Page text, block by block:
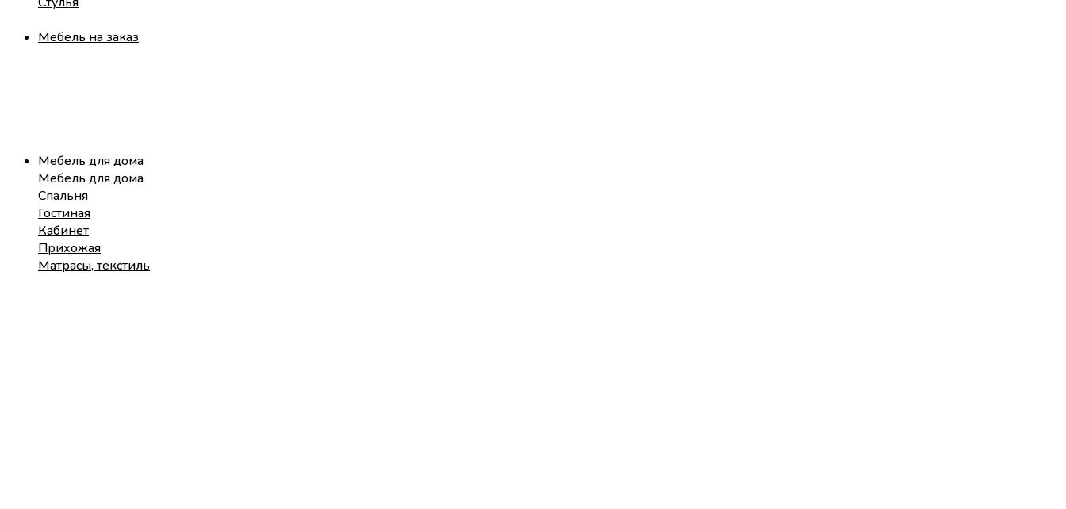
Мебель на заказ
Мебель для дома
Мебель для дома
Спальня
Гостиная
Кабинет
Прихожая
Матрасы, текстиль